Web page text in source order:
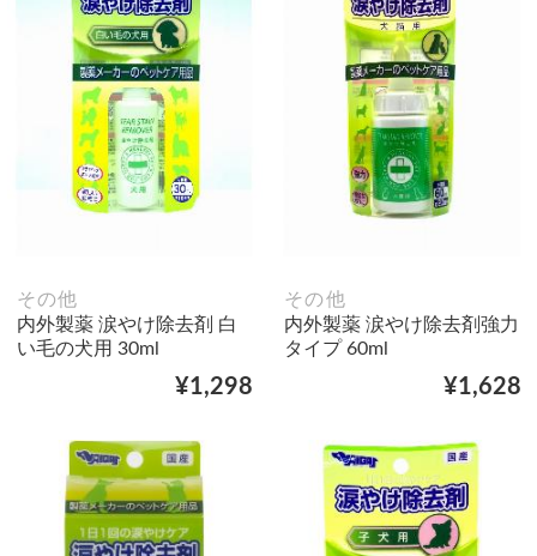
その他
内外製薬 涙やけ除去剤 白
い毛の犬用 30ml
¥1,298
その他
内外製薬 涙やけ除去剤強力
タイプ 60ml
¥1,628